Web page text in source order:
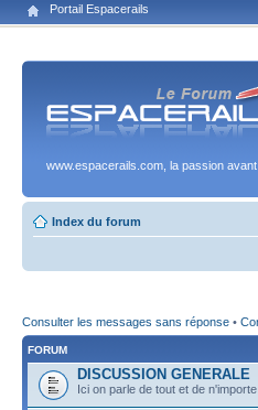
Portail Espacerails
www.espacerails.com, la passion
Index du forum
Consulter les messages sans réponse •
FORUM
DISCUSSION GENERALE
Ici on parle de tout et de